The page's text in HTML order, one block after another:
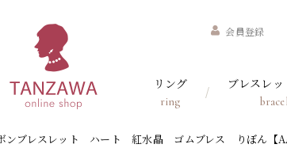
会員登録
リング
ring
ブレスレ
ンブレスレット ハート 紅水晶 ゴムブレス りぼん【